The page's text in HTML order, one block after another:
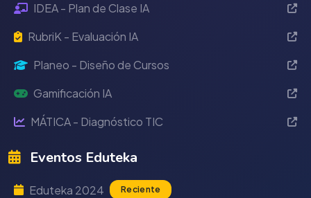
IDEA - Plan de Clase IA
RubriK - Evaluación IA
Planeo - Diseño de Cursos
Gamificación IA
MÁTICA - Diagnóstico TIC
Eventos Eduteka
Eduteka 2024 Reciente